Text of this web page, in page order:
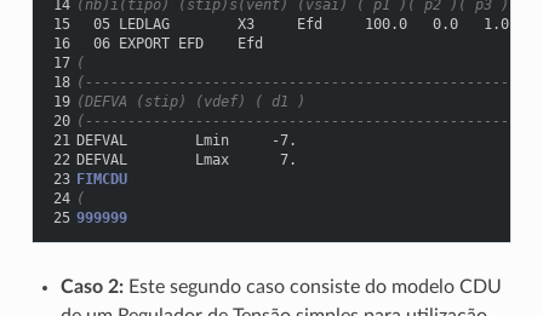
14 (nb)i(tipo) (stip)s(vent) (vsai) ( p1 )( p2 )( p3 )( p4
15
05 LEDLAG        X3     Efd     100.0   0.0   1.0
16
  06 EXPORT EFD    Efd
17 (
18
19 (DEFVA (stip) (vdef) ( d1 )
20
21 DEFVAL        Lmin     -7.
22 DEFVAL        Lmax      7.
23 FIMCDU
24 (
25 999999
Caso 2:Este segundo caso consiste do modelo CDU